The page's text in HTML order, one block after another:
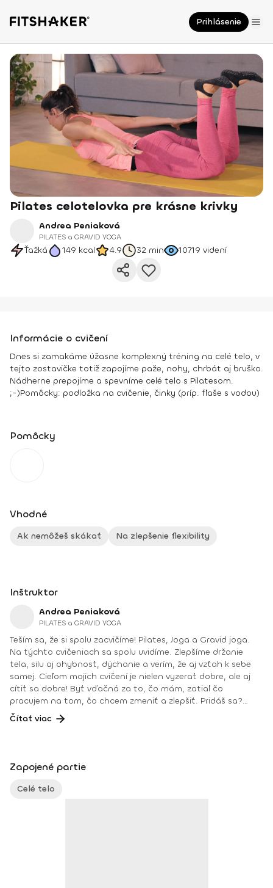
Prihlásenie
Pilates celotelovka pre krásne krivky
Andrea Peniaková
PILATES a GRAVID YOGA
Ťažká 149 kcal 4.9 32 min 10719 videní
Informácie o cvičení
Dnes si zamakáme úžasne komplexný tréning na celé telo, v
tejto zostavičke totiž zapojíme paže, nohy, chrbát aj bruško.
Nádherne prepojíme a spevníme celé telo s Pilatesom.
;-)Pomôcky: podložka na cvičenie, činky (príp. fľaše s vodou)
Pomôcky
Vhodné
Ak nemôžeš skákať Na zlepšenie flexibility
Inštruktor
Andrea Peniaková
PILATES a GRAVID YOGA
Teším sa, že si spolu zacvičíme! Pilates, Joga a Gravid joga.
Na týchto cvičeniach sa spolu uvidíme. Zlepšíme držanie
tela, silu aj ohybnosť, dýchanie a verím, že aj vzťah k sebe
samej. Cieľom mojich cvičení je nielen vyzerať dobre, ale aj
cítiť sa dobre! Byť vďačná za to, čo mám, zatiaľ čo
pracujem na tom, čo chcem zmeniť a zlepšiť. Pridáš sa?
Teším sa na teba na online lekciách vo Fitshakeri, aj vo
Fitshaker podcaste! Taktiež osobne na mojich hodinách v
týchto stránkach: FB: www.facebook.com/flowandrea9 IG :
@andrea_mindfulflow Dosiahnuté vzdelanie: • Špecializačný
kurz Pilates inštruktor (FACE CZECH academy), Brno, 2013 •
Čítať viac
Zapojené partie
Celé telo